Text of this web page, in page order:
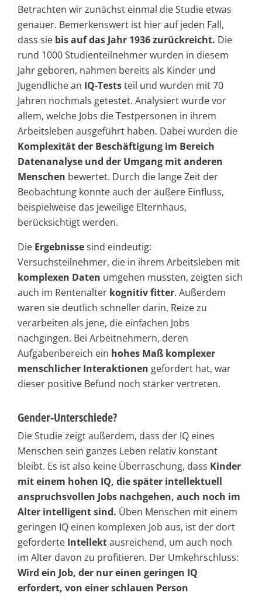
Betrachten wir zunächst einmal die Studie etwas
genauer. Bemerkenswert ist hier auf jeden Fall,
dass sie bis auf das Jahr 1936 zurückreicht. Die
rund 1000 Studienteilnehmer wurden in diesem
Jahr geboren, nahmen bereits als Kinder und
Jugendliche an IQ-Teststeil und wurden mit 70
Jahren nochmals getestet. Analysiert wurde vor
allem, welche Jobs die Testpersonen in ihrem
Arbeitsleben ausgeführt haben. Dabei wurden die
Komplexität der Beschäftigung im Bereich
Datenanalyse und der Umgang mit anderen
Menschen bewertet. Durch die lange Zeit der
Beobachtung konnte auch der äußere Einfluss,
beispielweise das jeweilige Elternhaus,
berücksichtigt werden.
Die Ergebnissesind eindeutig:
Versuchsteilnehmer, die in ihrem Arbeitsleben mit
komplexen Daten umgehen mussten, zeigten sich
auch im Rentenalter kognitiv fitter. Außerdem
waren sie deutlich schneller darin, Reize zu
verarbeiten als jene, die einfachen Jobs
nachgingen. Bei Arbeitnehmern, deren
Aufgabenbereich ein hohes Maß komplexer
menschlicher Interaktionen gefordert hat, war
dieser positive Befund noch stärker vertreten.
Gender-Unterschiede?
Die Studie zeigt außerdem, dass der IQ eines
Menschen sein ganzes Leben relativ konstant
bleibt. Es ist also keine Überraschung, dass Kinder
mit einem hohen IQ, die später intellektuell
anspruchsvollen Jobs nachgehen, auch noch im
Alter intelligent sind. Üben Menschen mit einem
geringen IQ einen komplexen Job aus, ist der dort
geforderte Intellektausreichend, um auch noch
im Alter davon zu profitieren. Der Umkehrschluss:
Wird ein Job, der nur einen geringen IQ
erfordert, von einer schlauen Person